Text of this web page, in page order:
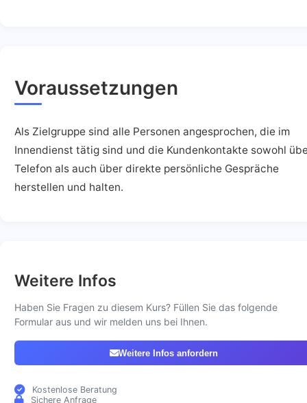
Voraussetzungen
Als Zielgruppe sind alle Personen angesprochen, die im
Innendienst tätig sind und die Kundenkontakte sowohl
Telefon als auch über direkte persönliche Gespräche
herstellen und halten.
Weitere Infos
Haben Sie Fragen zu diesem Kurs? Füllen Sie das folgende
Formular aus und wir melden uns bei Ihnen.
Weitere Infos anfordern
Kostenlose Beratung
Sichere Anfrage